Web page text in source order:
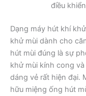
điều
Dạng máy hút khí
khử mùi dành cho
hút mùi đúng là sự
khử mùi kính cong
dáng vẻ rất hiện đại.
hữu miệng ống hút